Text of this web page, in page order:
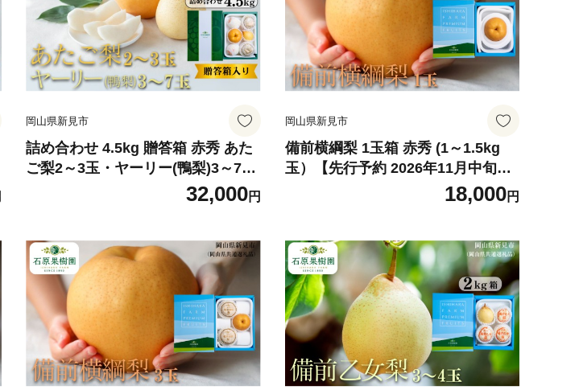
岡山県新見市
詰め合わせ 4.5kg 贈答箱 赤秀 あた
ご梨2～3玉・ヤーリー(鴨梨)3～7玉
【先行予約 2026年11月中旬から順
32,000円
岡山県新見市
備前横綱梨 1玉箱 赤秀 (1～1.5kg
玉）【先行予約 2026年11月中旬か
18,000円